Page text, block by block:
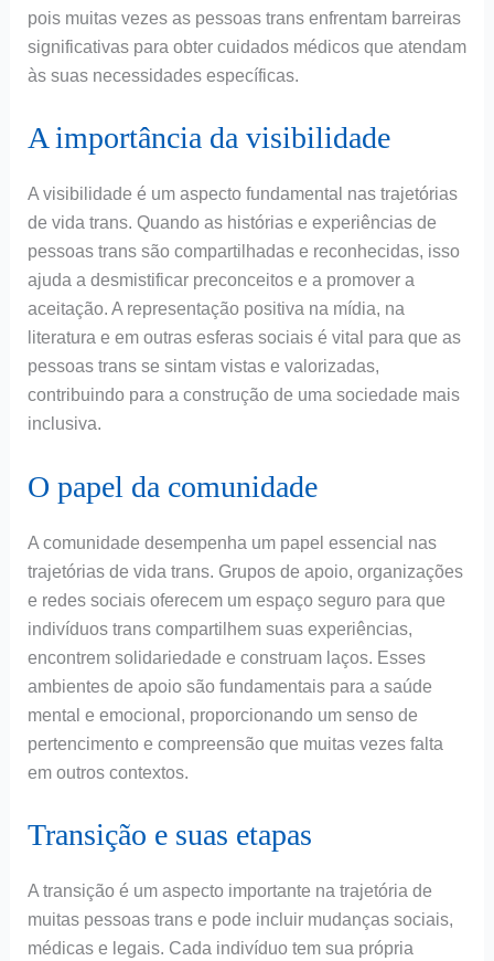
pois muitas vezes as pessoas trans enfrentam barreiras
significativas para obter cuidados médicos que atendam
às suas necessidades específicas.
A importância da visibilidade
A visibilidade é um aspecto fundamental nas trajetórias
de vida trans. Quando as histórias e experiências de
pessoas trans são compartilhadas e reconhecidas, isso
ajuda a desmistificar preconceitos e a promover a
aceitação. A representação positiva na mídia, na
literatura e em outras esferas sociais é vital para que as
pessoas trans se sintam vistas e valorizadas,
contribuindo para a construção de uma sociedade mais
inclusiva.
O papel da comunidade
A comunidade desempenha um papel essencial nas
trajetórias de vida trans. Grupos de apoio, organizações
e redes sociais oferecem um espaço seguro para que
indivíduos trans compartilhem suas experiências,
encontrem solidariedade e construam laços. Esses
ambientes de apoio são fundamentais para a saúde
mental e emocional, proporcionando um senso de
pertencimento e compreensão que muitas vezes falta
em outros contextos.
Transição e suas etapas
A transição é um aspecto importante na trajetória de
muitas pessoas trans e pode incluir mudanças sociais,
médicas e legais. Cada indivíduo tem sua própria